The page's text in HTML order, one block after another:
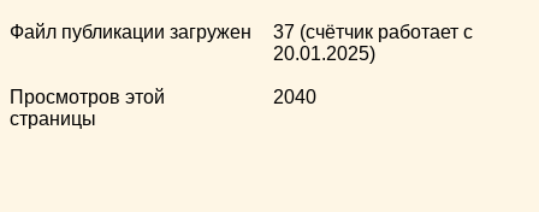
Файл публикации загружен
37 (счётчик работает с
20.01.2025)
Просмотров этой
страницы
2040